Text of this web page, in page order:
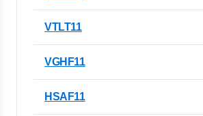
VTLT11
VGHF11
HSAF11